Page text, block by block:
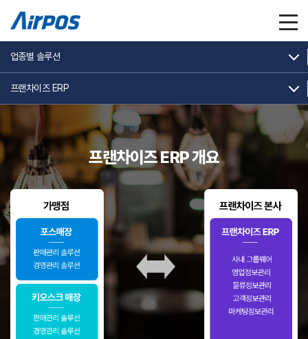
업종별 솔루션
프랜차이즈 ERP
프랜차이즈
ERP
프랜차이즈 ERP 개요